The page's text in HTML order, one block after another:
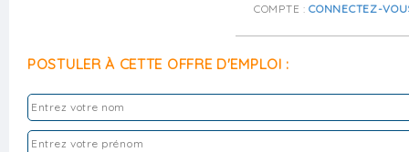
COMPTE :CONNECTEZ-
POSTULER À CETTE OFFRE D'EMPLOI :